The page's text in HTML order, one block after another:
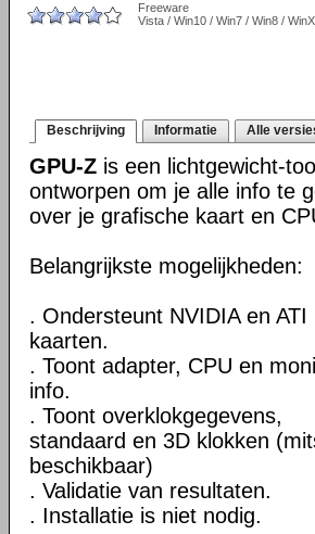
Freeware
Vista / Win10 / Win7 / Win8 /
Beschrijving Informatie Alle
GPU-Z is een lichtgewicht-tool
ontworpen om je alle info te
over je grafische kaart en
Belangrijkste mogelijkheden:
. Ondersteunt NVIDIA en ATI
kaarten.
. Toont adapter, CPU en
info.
. Toont overklokgegevens,
standaard en 3D klokken
beschikbaar)
. Validatie van resultaten.
. Installatie is niet nodig.